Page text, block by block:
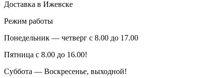
Доставка в Ижевске
Режим работы
Понедельник — четверг с 8.00 до 17.00
Пятница с 8.00 до 16.00!
Суббота — Воскресенье, выходной!